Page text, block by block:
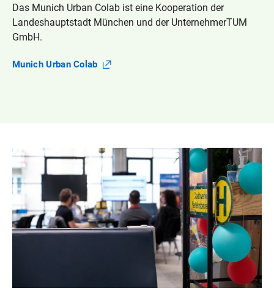
Das Munich Urban Colab ist eine Kooperation der
Landeshauptstadt München und der UnternehmerTUM
GmbH.
Munich UrbanColab